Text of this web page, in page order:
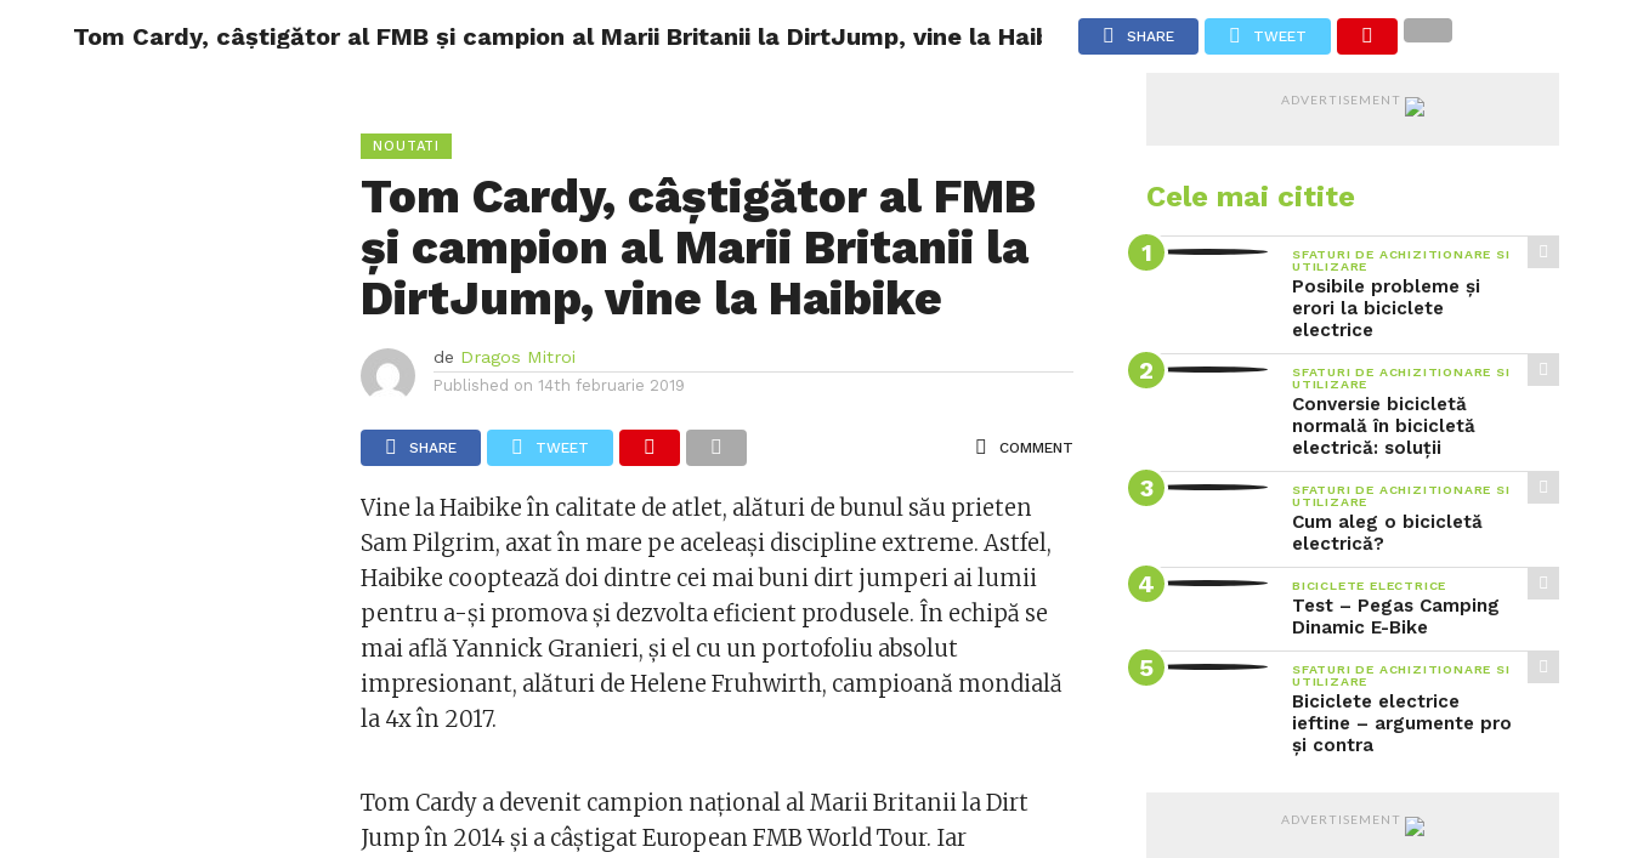
NOUTATI TESTE SFATURI ACHIZITIE/TEHNICE REPORTAJE VIDEO
Tom Cardy, câștigător al FMB și campion al Marii Britanii la DirtJump, vine la Haibike SHARE TWEET
NOUTATI
Tom Cardy, câștigător al FMB
și campion al Marii Britanii la
DirtJump, vine la Haibike
de Dragos Mitroi
Published on 14th februarie 2019
SHARE TWEET COMMENT
Vine la Haibike în calitate de atlet, alături de bunul său prieten
Sam Pilgrim, axat în mare pe aceleași discipline extreme. Astfel,
Haibike cooptează doi dintre cei mai buni dirt jumperi ai lumii
pentru a-și promova și dezvolta eficient produsele. În echipă se
mai află Yannick Granieri, și el cu un portofoliu absolut
impresionant, alături de Helene Fruhwirth, campioană mondială
la 4x în 2017.
Tom Cardy a devenit campion național al Marii Britanii la Dirt
Jump în 2014 și a câștigat European FMB World Tour. Iar
ADVERTISEMENT
Cele mai citite
SFATURI DE ACHIZITIONARE SI
UTILIZARE
Posibile probleme și
erori la biciclete
electrice
SFATURI DE ACHIZITIONARE SI
UTILIZARE
Conversie bicicletă
normală în bicicletă
electrică: soluții
SFATURI DE ACHIZITIONARE SI
UTILIZARE
Cum aleg o bicicletă
electrică?
BICICLETE ELECTRICE
Test – Pegas Camping
Dinamic E-Bike
SFATURI DE ACHIZITIONARE SI
UTILIZARE
Biciclete electrice
ieftine – argumente pro
și contra
ADVERTISEMENT